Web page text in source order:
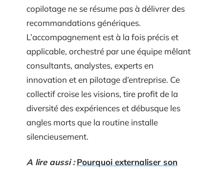
copilotage ne se résume pas à délivrer des
recommandations génériques.
L’accompagnement est à la fois précis et
applicable, orchestré par une équipe mêlant
consultants, analystes, experts en
innovation et en pilotage d’entreprise. Ce
collectif croise les visions, tire profit de la
diversité des expériences et débusque les
angles morts que la routine installe
silencieusement.
A lire aussi : Pourquoi externaliser son